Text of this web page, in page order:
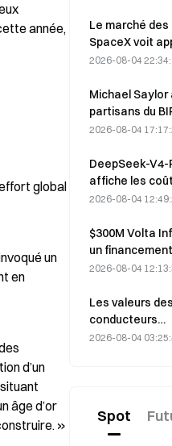
année,
global
un
en
d’un
âge d’or
»
du premier
atteignant un
record
Le marché
SpaceX voit
$20M de
assortis d’un
d’exercice de
avant
2026-08-04
Michael Saylor
partisans du
se retirer »,
stagne à 2,70
2026-08-04
DeepSeek-V4-
affiche les
d’exploitation
modèles d’IA
derniers tests
référence
2026-08-04
$300M Volta Infra finalise
un
à une
par a16z et
2026-08-04
Les valeurs
conducteurs
rebondissent
Western
SanDisk au
2026-08-04
Spot